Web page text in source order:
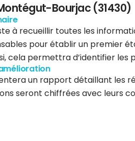
Bourjac (31430)
à recueillir toutes les
pour établir un premier
cela permettra d’identifier les
un rapport détaillant les
seront chiffrées avec leurs